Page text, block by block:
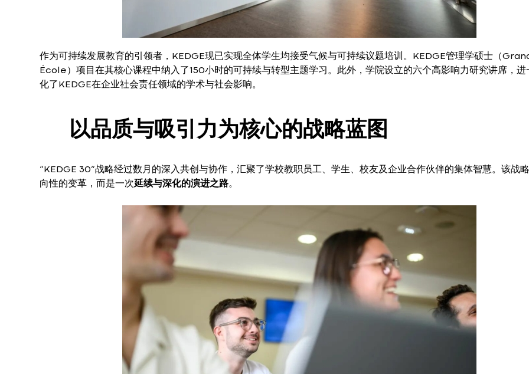
作为可持续发展教育的引领者，KEDGE现已实现全体学生均接受气候与可持续议题培训。KEDGE管理学硕士（
École）项目在其核心课程中纳入了150小时的可持续与转型主题学习。此外，学院设立的六个高影响力研究讲席，进
化了KEDGE在企业社会责任领域的学术与社会影响。
以品质与吸引力为核心的战略蓝图
“KEDGE 30”战略经过数月的深入共创与协作，汇聚了学校教职员工、学生、校友及企业合作伙伴的集体智慧。该战
向性的变革，而是一次延续与深化的演进之路。